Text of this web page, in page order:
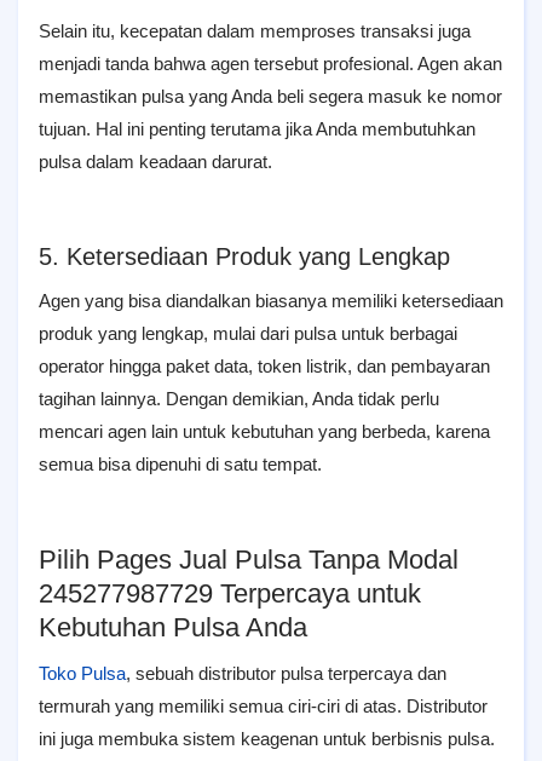
Selain itu, kecepatan dalam memproses transaksi juga
menjadi tanda bahwa agen tersebut profesional. Agen akan
memastikan pulsa yang Anda beli segera masuk ke nomor
tujuan. Hal ini penting terutama jika Anda membutuhkan
pulsa dalam keadaan darurat.
5. Ketersediaan Produk yang Lengkap
Agen yang bisa diandalkan biasanya memiliki ketersediaan
produk yang lengkap, mulai dari pulsa untuk berbagai
operator hingga paket data, token listrik, dan pembayaran
tagihan lainnya. Dengan demikian, Anda tidak perlu
mencari agen lain untuk kebutuhan yang berbeda, karena
semua bisa dipenuhi di satu tempat.
Pilih Pages Jual Pulsa Tanpa Modal
245277987729 Terpercaya untuk
Kebutuhan Pulsa Anda
Toko Pulsa, sebuah distributor pulsa terpercaya dan
termurah yang memiliki semua ciri-ciri di atas. Distributor
ini juga membuka sistem keagenan untuk berbisnis pulsa.